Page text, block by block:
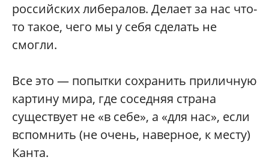
российских либералов. Делает за нас что-
то такое, чего мы у себя сделать не
смогли.
Все это — попытки сохранить приличную
картину мира, где соседняя страна
существует не «в себе», а «для нас», если
вспомнить (не очень, наверное, к месту)
Канта.